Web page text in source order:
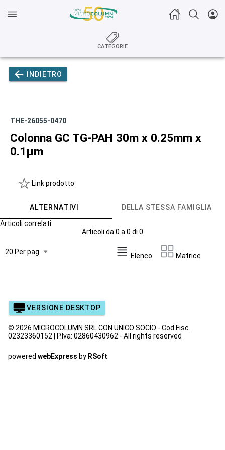
CATEGORIE
INDIETRO
THE-26055-0470
Colonna GC TG-PAH 30m x 0.25mm x
0.1µm
Link prodotto
ALTERNATIVI DELLA STESSA FAMIGLIA
Articoli correlati
Articoli da 0 a 0 di 0
Elenco Matrice
VERSIONE DESKTOP
© 2026 MICROCOLUMN SRL CON UNICO SOCIO - Cod.Fisc.
02323360152 | P.Iva: 02860430962 - All rights reserved
powered webExpress by RSoft